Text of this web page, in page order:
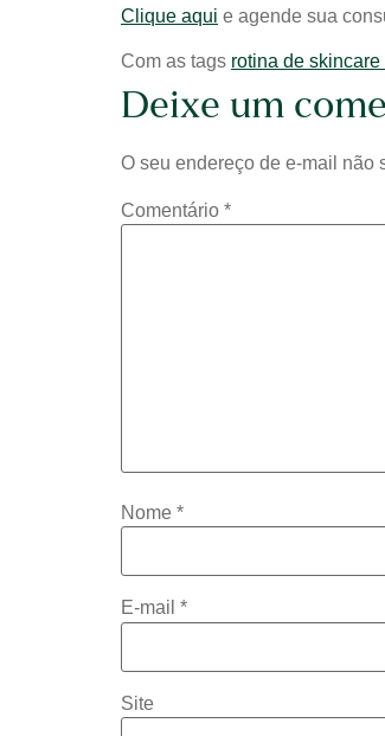
Clique aqui e agende sua
Com as tags rotina de
Deixe um
O seu endereço de e-mail não
Comentário *
Nome *
E-mail *
Site